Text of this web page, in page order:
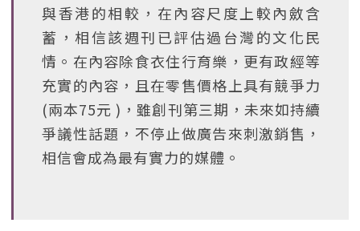
與香港的相較，在內容尺度上較內斂含
蓄，相信該週刊已評估過台灣的文化民
情。在內容除食衣住行育樂，更有政經等
充實的內容，且在零售價格上具有競爭力
(兩本75元 )，雖創刊第三期，未來如持續
爭議性話題，不停止做廣告來刺激銷售，
相信會成為最有實力的媒體。